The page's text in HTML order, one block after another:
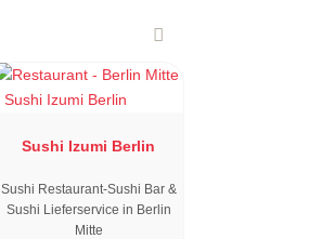
Sushi Izumi Berlin
Sushi Restaurant-Sushi Bar &
Sushi Lieferservice in Berlin
Mitte